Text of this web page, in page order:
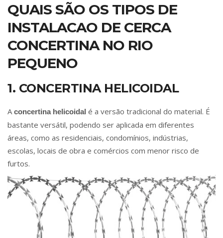
QUAIS SÃO OS TIPOS DE
INSTALACAO DE CERCA
CONCERTINA NO RIO
PEQUENO
1. CONCERTINA HELICOIDAL
A concertina helicoidal é a versão tradicional do material. É
bastante versátil, podendo ser aplicada em diferentes
áreas, como as residenciais, condomínios, indústrias,
escolas, locais de obra e comércios com menor risco de
furtos.